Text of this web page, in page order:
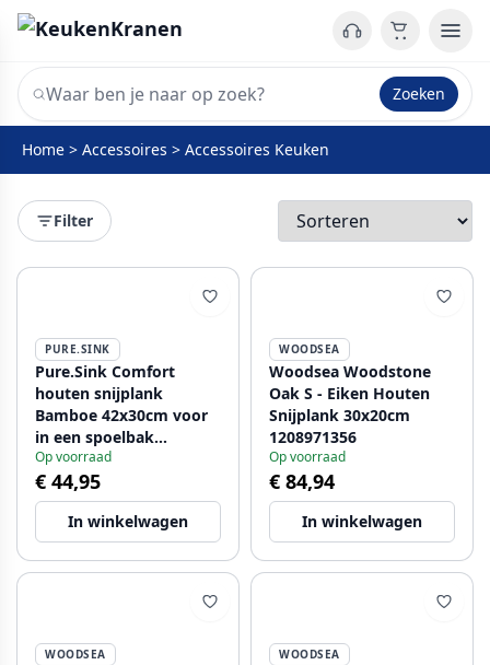
Zoeken
Home > Accessoires > Accessoires Keuken
Filter
PURE.SINK
Pure.Sink Comfort
houten snijplank
Bamboe 42x30cm voor
in een spoelbak
PEXCB40-24
Op voorraad
€ 44,95
In winkelwagen
WOODSEA
Woodsea Woodstone
Oak S - Eiken Houten
Snijplank 30x20cm
1208971356
Op voorraad
€ 84,94
In winkelwagen
WOODSEA WOODSEA